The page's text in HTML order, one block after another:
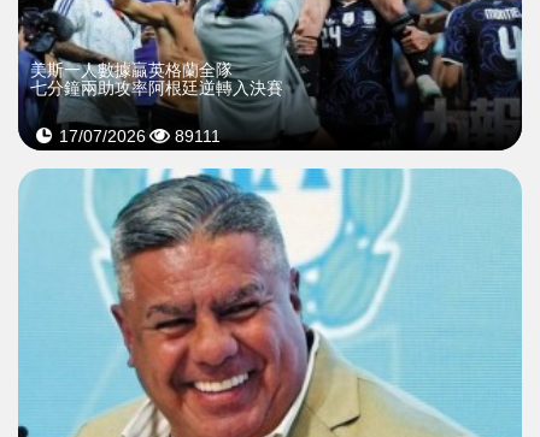
美斯一人數據贏英格蘭全隊
七分鐘兩助攻率阿根廷逆轉入決賽
17/07/2026 89111